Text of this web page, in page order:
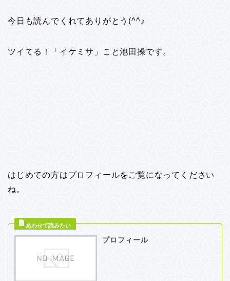
今日も読んでくれてありがとう(^^♪
ツイてる！「イケミサ」こと池田操です。
はじめての方はプロフィールをご覧になってください
ね。
プロフィール